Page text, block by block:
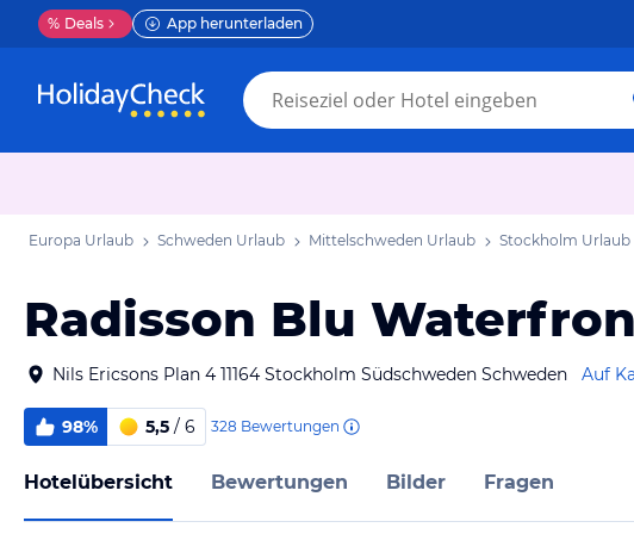
% Deals App herunterladen
Europa Urlaub Schweden Urlaub Mittelschweden Urlaub Stockholm Urlaub
Radisson Blu
Nils Ericsons Plan 4 11164 Stockholm Südschweden Schweden Auf
98% 5,5 / 6 328 Bewertungen
Hotelübersicht Bewertungen Bilder Fragen